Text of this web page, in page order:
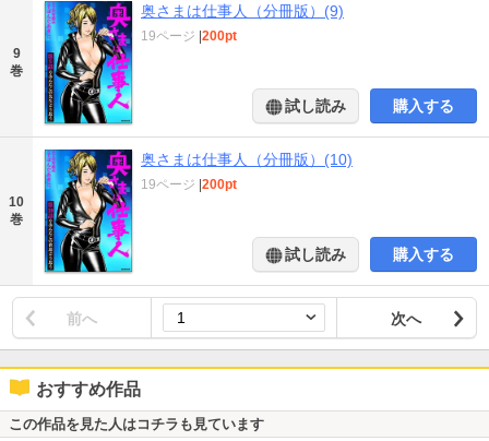
9
巻
奥さまは仕事人（分冊版）(9)
19ページ |200pt
試し読み 購入する
10
巻
奥さまは仕事人（分冊版）(10)
19ページ |200pt
試し読み 購入する
前へ 次へ
おすすめ作品
この作品を見た人はコチラも見ています